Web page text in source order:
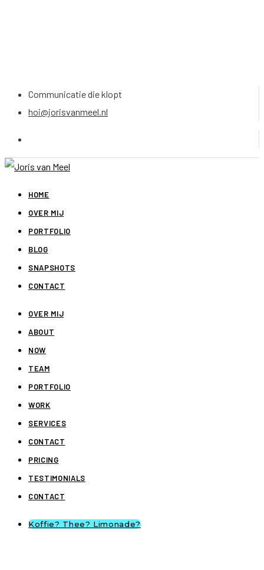
Communicatie die klopt
hoi@jorisvanmeel.nl
HOME
OVER MIJ
PORTFOLIO
BLOG
SNAPSHOTS
CONTACT
OVER MIJ
ABOUT
NOW
TEAM
PORTFOLIO
WORK
SERVICES
CONTACT
PRICING
TESTIMONIALS
CONTACT
Koffie? Thee? Limonade?